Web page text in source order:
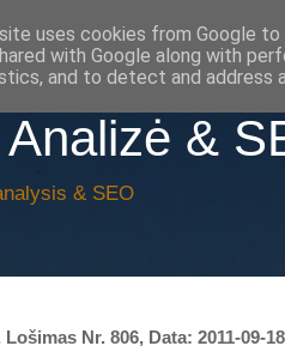
&
& SEO
Nr. 806, Data: 2011-09-18
uses cookies from Google
with Google along with
and to detect and address